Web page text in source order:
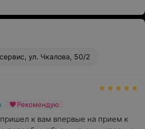
ул. Чкалова, 50/2
Рекомендую
к вам впервые на прием к